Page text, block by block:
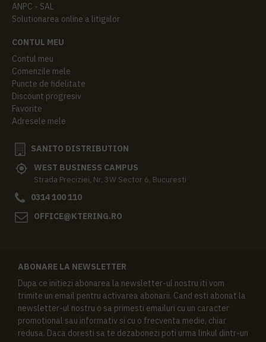
ANPC - SAL
Solutionarea online a litigiilor
CONTUL MEU
Contul meu
Comenzile mele
Puncte de fidelitate
Discount progresiv
Favorite
Adresele mele
SANITO DISTRIBUTION
WEST BUSINESS CAMPUS
Strada Preciziei, Nr, 3W Sector 6, Bucuresti
0314 100 110
OFFICE@KTERING.RO
ABONARE LA NEWSLETTER
Dupa ce initiezi abonarea la newsletter-ul nostru iti vom
trimite un email pentru activarea abonarii. Cand esti abonat la
newsletter-ul nostru o sa primesti emailuri cu un caracter
promotional sau informativ si cu o frecventa medie, chiar
redusa. Daca doresti sa te dezabonezi poti urma linkul dintr-un